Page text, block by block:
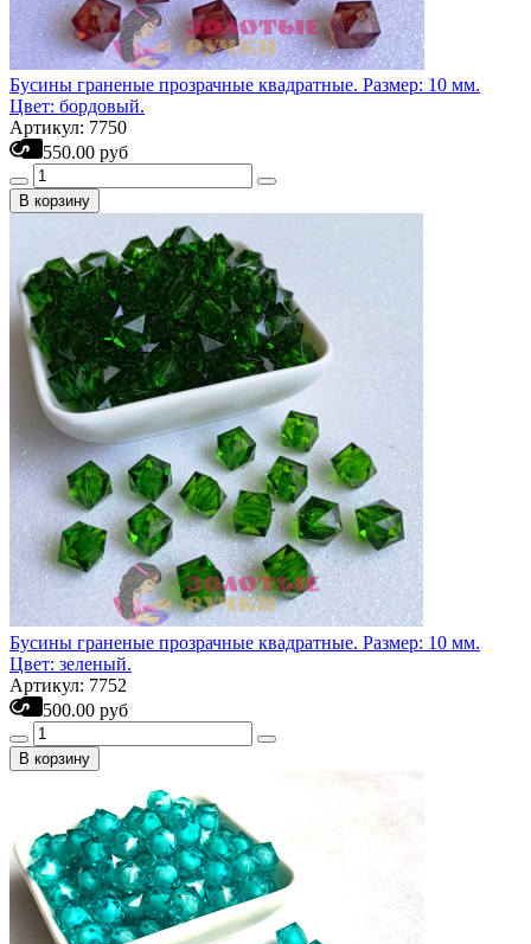
Бусины граненые прозрачные квадратные. Размер: 10 мм.
Цвет: бордовый.
Артикул: 7750
550.00 руб
В корзину
Бусины граненые прозрачные квадратные. Размер: 10 мм.
Цвет: зеленый.
Артикул: 7752
500.00 руб
В корзину